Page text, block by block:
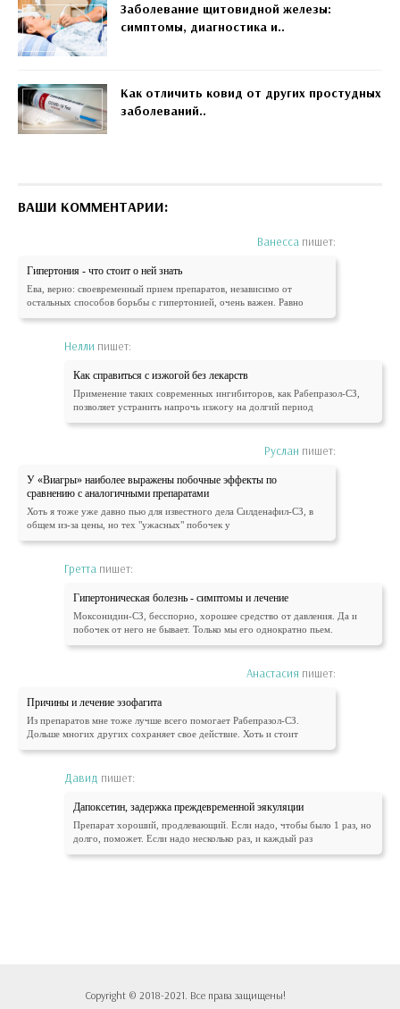
Заболевание щитовидной железы:
симптомы, диагностика и..
Как отличить ковид от других простудных
заболеваний..
ВАШИ КОММЕНТАРИИ:
Ванесса пишет:
Гипертония - что стоит о ней знать
Ева, верно: своевременный прием препаратов, независимо от
остальных способов борьбы с гипертонией, очень важен. Равно
Нелли пишет:
Как справиться с изжогой без лекарств
Применение таких современных ингибиторов, как Рабепразол-СЗ,
позволяет устранить напрочь изжогу на долгий период
Руслан пишет:
У «Виагры» наиболее выражены побочные эффекты по
сравнению с аналогичными препаратами
Хоть я тоже уже давно пью для известного дела Силденафил-СЗ, в
общем из-за цены, но тех "ужасных" побочек у
Гретта пишет:
Гипертоническая болезнь - симптомы и лечение
Моксонидин-СЗ, бесспорно, хорошее средство от давления. Да и
побочек от него не бывает. Только мы его однократно пьем.
Анастасия пишет:
Причины и лечение эзофагита
Из препаратов мне тоже лучше всего помогает Рабепразол-СЗ.
Дольше многих других сохраняет свое действие. Хоть и стоит
Давид пишет:
Дапоксетин, задержка преждевременной эякуляции
Препарат хороший, продлевающий. Если надо, чтобы было 1 раз, но
долго, поможет. Если надо несколько раз, и каждый раз
Copyright © 2018-2021. Все права защищены!